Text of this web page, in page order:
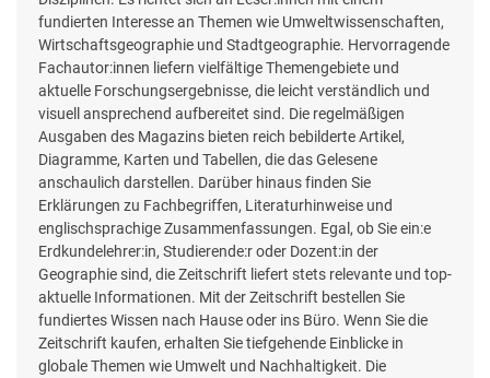
fundierten Interesse an Themen wie Umweltwissenschaften,
Wirtschaftsgeographie und Stadtgeographie. Hervorragende
Fachautor:innen liefern vielfältige Themengebiete und
aktuelle Forschungsergebnisse, die leicht verständlich und
visuell ansprechend aufbereitet sind. Die regelmäßigen
Ausgaben des Magazins bieten reich bebilderte Artikel,
Diagramme, Karten und Tabellen, die das Gelesene
anschaulich darstellen. Darüber hinaus finden Sie
Erklärungen zu Fachbegriffen, Literaturhinweise und
englischsprachige Zusammenfassungen. Egal, ob Sie ein:e
Erdkundelehrer:in, Studierende:r oder Dozent:in der
Geographie sind, die Zeitschrift liefert stets relevante und top-
aktuelle Informationen. Mit der Zeitschrift bestellen Sie
fundiertes Wissen nach Hause oder ins Büro. Wenn Sie die
Zeitschrift kaufen, erhalten Sie tiefgehende Einblicke in
globale Themen wie Umwelt und Nachhaltigkeit. Die